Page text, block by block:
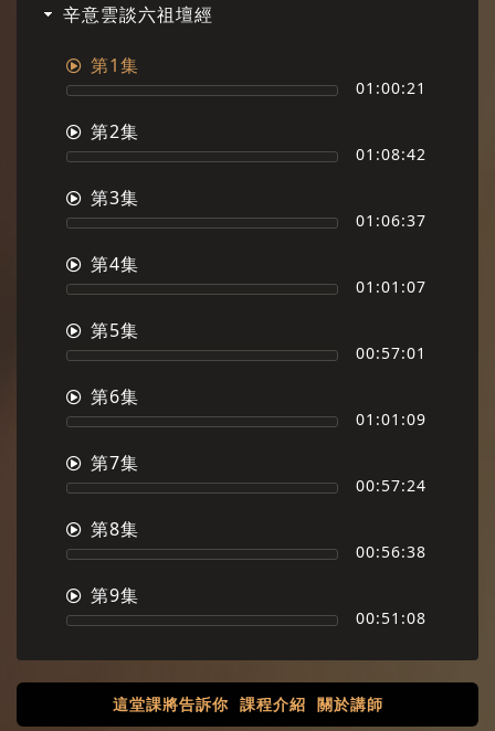
辛意雲談六祖壇經
第1集
01:00:21
第2集
01:08:42
第3集
01:06:37
第4集
01:01:07
第5集
00:57:01
第6集
01:01:09
第7集
00:57:24
第8集
00:56:38
第9集
00:51:08
這堂課將告訴你 課程介紹 關於講師